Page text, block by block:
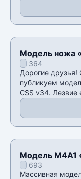
Модель ножа
v34364
Дорогие
публикуем
CSS v34. Лезвие
Модель M4A1
693
Массивная